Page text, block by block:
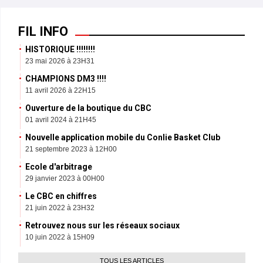
FIL INFO
HISTORIQUE !!!!!!!!
23 mai 2026 à 23H31
CHAMPIONS DM3 !!!!
11 avril 2026 à 22H15
Ouverture de la boutique du CBC
01 avril 2024 à 21H45
Nouvelle application mobile du Conlie Basket Club
21 septembre 2023 à 12H00
Ecole d'arbitrage
29 janvier 2023 à 00H00
Le CBC en chiffres
21 juin 2022 à 23H32
Retrouvez nous sur les réseaux sociaux
10 juin 2022 à 15H09
TOUS LES ARTICLES